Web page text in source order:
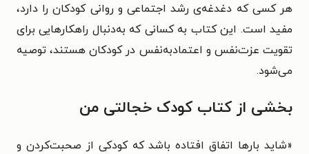
هر کسی که دغدغه‌ی رشد اجتماعی و روانی کودکان را دارد،
مفید است. این کتاب به کسانی که به‌دنبال راهکارهایی برای
تقویت عزت‌نفس و اعتمادبه‌نفس در کودکان هستند، توصیه
می‌شود.
بخشی از کتاب کودک خجالتی من
«شاید بارها اتفاق افتاده باشد که کودکی از صحبت‌کردن و